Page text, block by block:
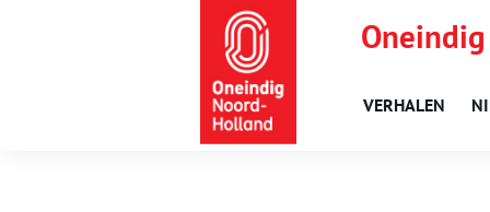
VERHALEN